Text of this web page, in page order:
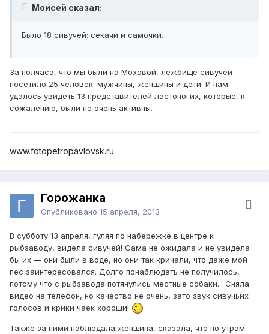
Моисей сказал:
Было 18 сивучей: секачи и самочки.
За полчаса, что мы были на Моховой, лежбище сивучей
посетило 25 человек: мужчины, женщины и дети. И нам
удалось увидеть 13 представителей ластоногих, которые, к
сожалению, были не очень активны.
www.fotopetropavlovsk.ru
Горожанка
Опубликовано 15 апреля, 2013
В субботу 13 апреля, гуляя по набережке в центре к
рыбзаводу, видела сивучей! Сама не ожидала и не увидела
бы их — они были в воде, но они так кричали, что даже мой
пес заинтересовался. Долго понаблюдать не получилось,
потому что с рыбзавода потянулись местные собаки... Сняла
видео на телефон, но качество не очень, зато звук сивучьих
голосов и крики чаек хороши!
Также за ними наблюдала женщина, сказала, что по утрам